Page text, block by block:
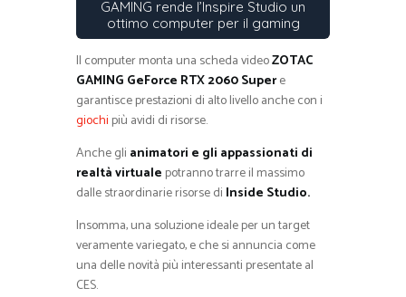
GAMING rende l’Inspire Studio un
ottimo computer per il gaming
Il computer monta una scheda videoZOTAC
GAMING GeForce RTX 2060 Supere
garantisce prestazioni di alto livello anche con i
giochi più avidi di risorse.
Anche gli animatori e gli appassionati di
realtà virtuale potranno trarre il massimo
dalle straordinarie risorse di Inside Studio.
Insomma, una soluzione ideale per un target
veramente variegato, e che si annuncia come
una delle novità più interessanti presentate al
CES.